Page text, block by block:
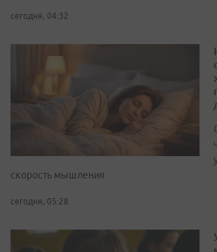
сегодня, 04:32
скорость мышления
сегодня, 05:28